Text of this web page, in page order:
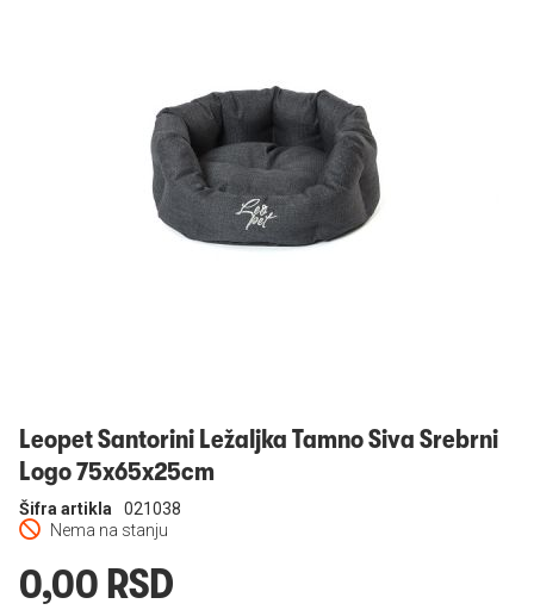
Leopet Santorini Ležaljka Tamno Siva Srebrni
Logo 75x65x25cm
Nema na stanju
Šifra artikla 021038
0,00 RSD